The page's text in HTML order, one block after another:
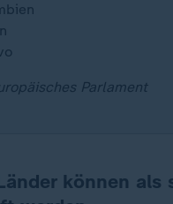
Parlament
können als